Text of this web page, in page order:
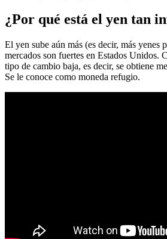
¿Por qué está el yen tan
El yen sube aún más (es decir, más yenes
mercados son fuertes en Estados Unidos.
tipo de cambio baja, es decir, se obtiene
Se le conoce como moneda refugio.